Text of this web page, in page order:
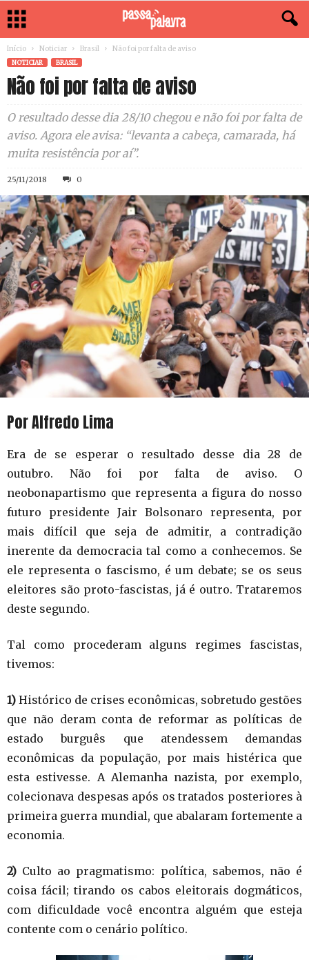
Início Noticiar Brasil Não foi por falta de aviso
NOTICIAR BRASIL
Não foi por falta de aviso
O resultado desse dia 28/10 chegou e não foi por falta de
aviso. Agora ele avisa: “levanta a cabeça, camarada, há
muita resistência por aí”.
25/11/2018 0
Por Alfredo Lima
Era de se esperar o resultado desse dia 28 de
outubro. Não foi por falta de aviso. O
neobonapartismo que representa a figura do nosso
futuro presidente Jair Bolsonaro representa, por
mais difícil que seja de admitir, a contradição
inerente da democracia tal como a conhecemos. Se
ele representa o fascismo, é um debate; se os seus
eleitores são proto-fascistas, já é outro. Trataremos
deste segundo.
Tal como procederam alguns regimes fascistas,
tivemos:
1) Histórico de crises econômicas, sobretudo gestões
que não deram conta de reformar as políticas de
estado burguês que atendessem demandas
econômicas da população, por mais histérica que
esta estivesse. A Alemanha nazista, por exemplo,
colecionava despesas após os tratados posteriores à
primeira guerra mundial, que abalaram fortemente a
economia.
2) Culto ao pragmatismo: política, sabemos, não é
coisa fácil; tirando os cabos eleitorais dogmáticos,
com dificuldade você encontra alguém que esteja
contente com o cenário político.